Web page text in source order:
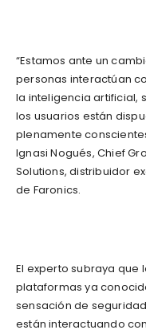
“Estamos ante un
personas interactúan
la inteligencia artificial,
los usuarios están
plenamente
Ignasi Nogués, Chief
Solutions, distribuidor
de Faronics.
El experto subraya que
plataformas ya
sensación de
están interactuando